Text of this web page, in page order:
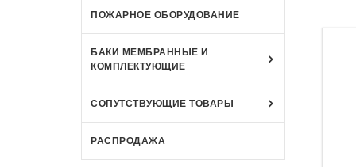
ПОЖАРНОЕ ОБОРУДОВАНИЕ
БАКИ МЕМБРАННЫЕ И
КОМПЛЕКТУЮЩИЕ
СОПУТСТВУЮЩИЕ ТОВАРЫ
РАСПРОДАЖА